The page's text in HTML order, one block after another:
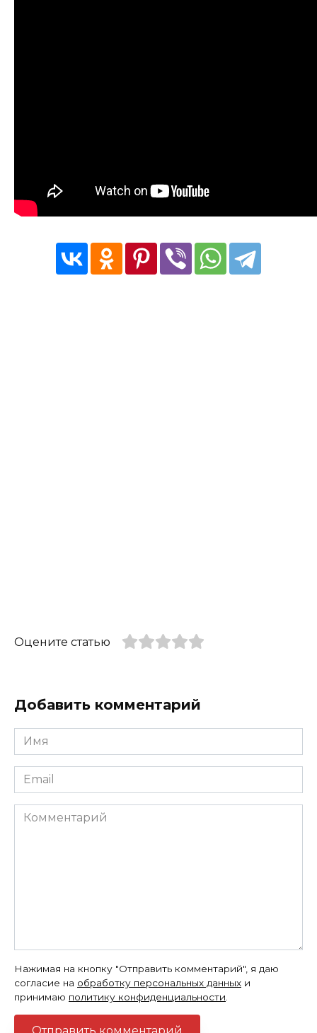
Оцените статью
Добавить комментарий
Имя
*
Email
*
Комментарий
Нажимая на кнопку "Отправить комментарий", я даю
согласие на обработку персональных данных и
принимаю политику конфиденциальности